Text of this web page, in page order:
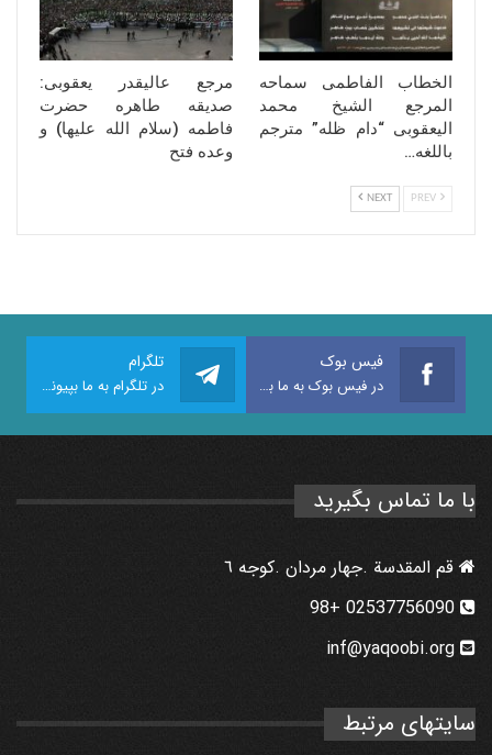
الخطاب الفاطمی سماحه
المرجع الشیخ محمد
الیعقوبی “دام ظله” مترجم
باللغه…
مرجع عالیقدر یعقوبی:
صدیقه طاهره حضرت
فاطمه (سلام‌ الله‌ علیها) و
وعده فتح
NEXT
فیس بوک
در فیس بوک به ما بپیوندید
تلگرام
در تلگرام به ما بپیوندید
با ما تماس بگیرید
قم المقدسة .جهار مردان .كوجه ٦
inf@yaqoobi.org
سایتهای مرتبط